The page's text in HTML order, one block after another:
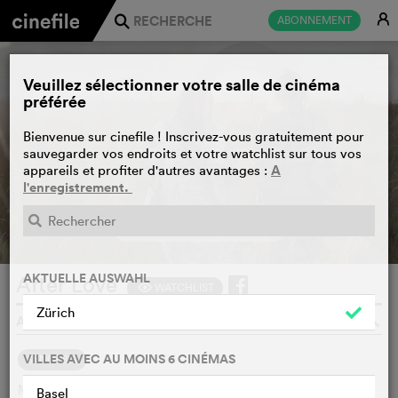
ABONNEMENT E
j
After Love
ALEEM KHAN, FRANCE, GB, 2020
SYNOPSIS
Mary Hussain s'est convertie à l'islam lorsqu'elle a épousé
Veuillez sélectionner votre salle de cinéma
préférée
Bienvenue sur cinefile ! Inscrivez-vous gratuitement pour
sauvegarder vos endroits et votre watchlist sur tous vos
appareils et profiter d'autres avantages : A
l'enregistrement.
AKTUELLE AUSWAHL
Zürich
VILLES AVEC AU MOINS 6 CINÉMAS
Basel